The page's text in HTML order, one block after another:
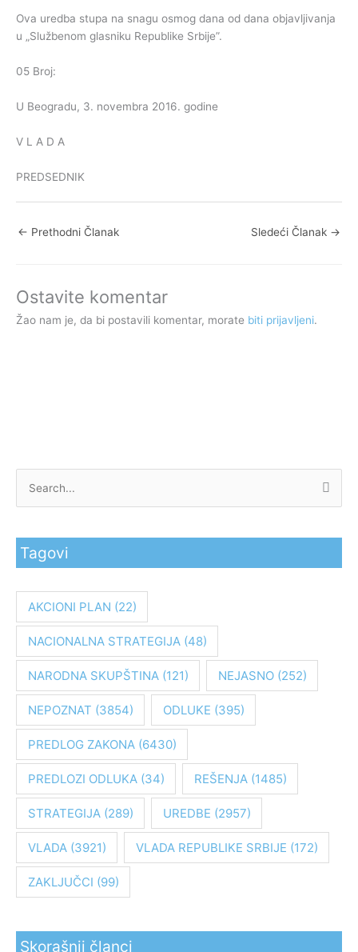
Ova uredba stupa na snagu osmog dana od dana objavljivanja
u „Službenom glasniku Republike Srbije”.
05 Broj:
U Beogradu, 3. novembra 2016. godine
V L A D A
PREDSEDNIK
← Prethodni Članak Sledeći Članak →
Ostavite komentar
Žao nam je, da bi postavili komentar, morate biti prijavljeni.
g
z
Tagovi
AKCIONI PLAN (22)
NACIONALNA STRATEGIJA(48)
NARODNA SKUPŠTINA(121) NEJASNO(252)
NEPOZNAT (3854) ODLUKE (395)
PREDLOG ZAKONA(6430)
PREDLOZI ODLUKA(34) REŠENJA(1485)
STRATEGIJA(289) UREDBE (2957)
VLADA(3921) VLADA REPUBLIKE SRBIJE (172)
ZAKLJUČCI (99)
Skorašnji članci